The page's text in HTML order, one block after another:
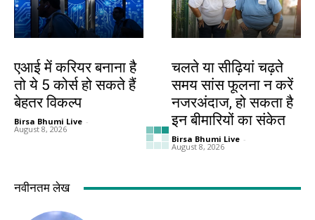
एआई में करियर बनाना है
तो ये 5 कोर्स हो सकते हैं
बेहतर विकल्प
Birsa Bhumi Live -
August 8, 2026
चलते या सीढ़ियां चढ़ते
समय सांस फूलना न करें
नजरअंदाज, हो सकता है
इन बीमारियों का संकेत
Birsa Bhumi Live -
August 8, 2026